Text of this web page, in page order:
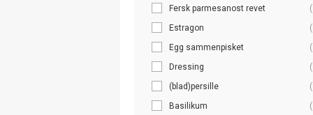
Fersk parmesanost revet
Estragon
Egg sammenpisket
Dressing
(blad)persille
Basilikum